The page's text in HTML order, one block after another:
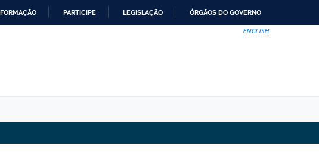
PARTICIPE LEGISLAÇÃO ÓRGÃOS DO GOVERNO
ENGLISH